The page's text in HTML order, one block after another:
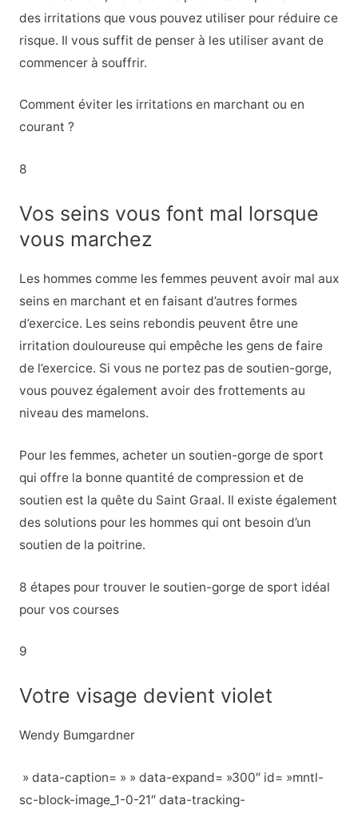
des irritations que vous pouvez utiliser pour réduire ce
risque. Il vous suffit de penser à les utiliser avant de
commencer à souffrir.
Comment éviter les irritations en marchant ou en
courant ?
8
Vos seins vous font mal lorsque
vous marchez
Les hommes comme les femmes peuvent avoir mal aux
seins en marchant et en faisant d’autres formes
d’exercice. Les seins rebondis peuvent être une
irritation douloureuse qui empêche les gens de faire
de l’exercice. Si vous ne portez pas de soutien-gorge,
vous pouvez également avoir des frottements au
niveau des mamelons.
Pour les femmes, acheter un soutien-gorge de sport
qui offre la bonne quantité de compression et de
soutien est la quête du Saint Graal. Il existe également
des solutions pour les hommes qui ont besoin d’un
soutien de la poitrine.
8 étapes pour trouver le soutien-gorge de sport idéal
pour vos courses
9
Votre visage devient violet
Wendy Bumgardner
» data-caption= » » data-expand= »300″ id= »mntl-
sc-block-image_1-0-21″ data-tracking-